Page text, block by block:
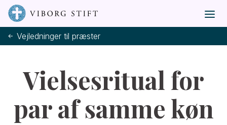
Vejledninger til præster
Vielsesritual for
par af samme køn